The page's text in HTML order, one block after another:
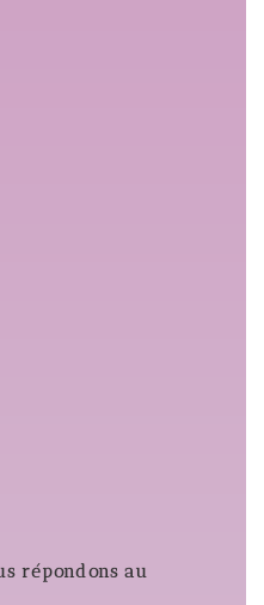
répondons au